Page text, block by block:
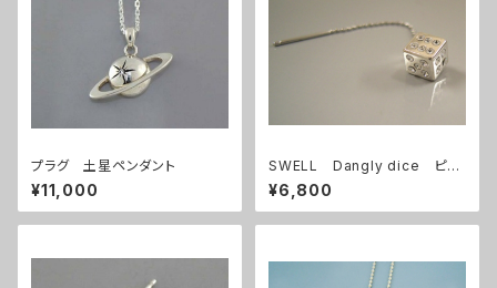
プラグ 土星ペンダント
¥11,000
SWELL Dangly dice ピア
ス (swell)
¥6,800